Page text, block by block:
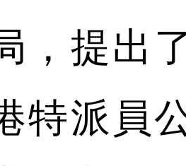
，提出
特派員